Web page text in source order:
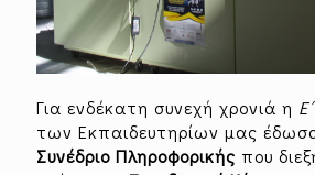
Για ενδέκατη συνεχή χρονιά η
των Εκπαιδευτηρίων μας
Συνέδριο Πληροφορικής που